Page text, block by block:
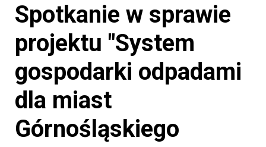
Spotkanie w sprawie
projektu "System
gospodarki odpadami
dla miast
Górnośląskiego